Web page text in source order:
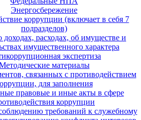
Энергосбережение
коррупции (включает в себя 7
подразделов)
доходах, расходах, об имуществе и
имущественного характера
экспертиза
материалы
связанных с противодействием
для заполнения
правовые и иные акты в сфере
коррупции
требований к служебному